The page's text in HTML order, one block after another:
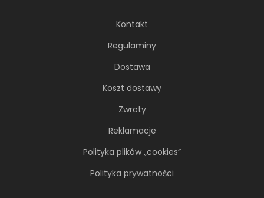
Kontakt
Regulaminy
Dostawa
Koszt dostawy
Zwroty
Reklamacje
Polityka plików „cookies”
Polityka prywatności